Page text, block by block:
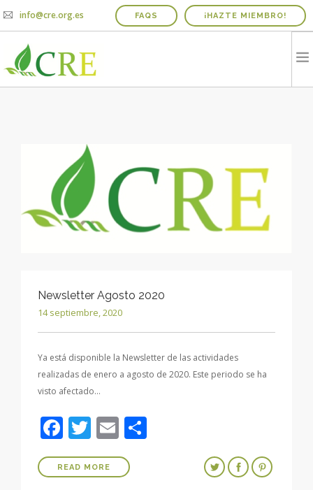
info@cre.org.es ¡HAZTE MIEMBRO!
FAQS
NOTICIAS Y AGENDA
INFORME IRICIE
CONTACTO
Newsletter Agosto 2020
14 septiembre, 2020
Ya está disponible la Newsletter de las actividades
realizadas de enero a agosto de 2020. Este periodo se ha
visto afectado…
Facebook
Twitter
Email
READ MORE